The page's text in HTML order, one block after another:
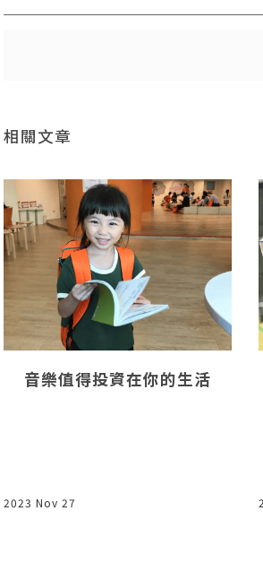
相關文章
音樂值得投資在你的生活
2023 Nov 27